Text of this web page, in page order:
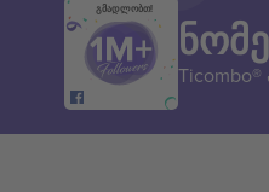
გმადლობთ!